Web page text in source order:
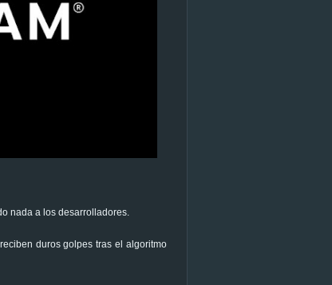
nada a los desarrolladores.
duros golpes tras el algoritmo